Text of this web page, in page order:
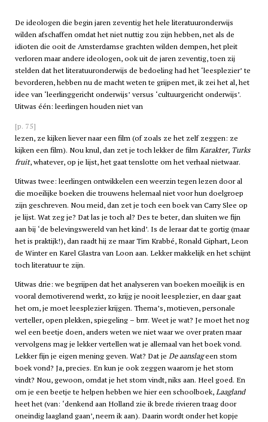
De ideologen die begin jaren zeventig het hele literatuuronderwijs
wilden afschaffen omdat het niet nuttig zou zijn hebben, net als de
idioten die ooit de Amsterdamse grachten wilden dempen, het pleit
verloren maar andere ideologen, ook uit de jaren zeventig, toen zij
stelden dat het literatuuronderwijs de bedoeling had het ‘leesplezier’ te
bevorderen, hebben nu de macht weten te grijpen met, ik zei het al, het
idee van ‘leerlinggericht onderwijs’ versus ‘cultuurgericht onderwijs’.
Uitwas één: leerlingen houden niet van
[p. 75]
lezen, ze kijken liever naar een film (of zoals ze het zelf zeggen: ze
kijken een film). Nou knul, dan zet je toch lekker de filmKarakter, Turks
fruit, whatever, op je lijst, het gaat tenslotte om het verhaal nietwaar.
Uitwas twee: leerlingen ontwikkelen een weerzin tegen lezen door al
die moeilijke boeken die trouwens helemaal niet voor hun doelgroep
zijn geschreven. Nou meid, dan zet je toch een boek van Carry Slee op
je lijst. Wat zeg je? Dat las je toch al? Des te beter, dan sluiten we fijn
aan bij ‘de belevingswereld van het kind’. Is de leraar dat te gortig (maar
het is praktijk!), dan raadt hij ze maar Tim Krabbé, Ronald Giphart, Leon
de Winter en Karel Glastra van Loon aan. Lekker makkelijk en het schijnt
toch literatuur te zijn.
Uitwas drie: we begrijpen dat het analyseren van boeken moeilijk is en
vooral demotiverend werkt, zo krijg je nooit leesplezier, en daar gaat
het om, je moet leesplezier krijgen. Thema’s, motieven, personale
verteller, open plekken, spiegeling – brrr. Weet je wat? Je moet het nog
wel een beetje doen, anders weten we niet waar we over praten maar
vervolgens mag je lekker vertellen wat je allemaal van het boek vond.
Lekker fijn je eigen mening geven. Wat? Dat je De aanslageen stom
boek vond? Ja, precies. En kun je ook zeggen waarom je het stom
vindt? Nou, gewoon, omdat je het stom vindt, niks aan. Heel goed. En
om je een beetje te helpen hebben we hier een schoolboek,Laagland
heet het (van: ‘denkend aan Holland zie ik brede rivieren traag door
oneindig laagland gaan’, neem ik aan). Daarin wordt onder het kopje